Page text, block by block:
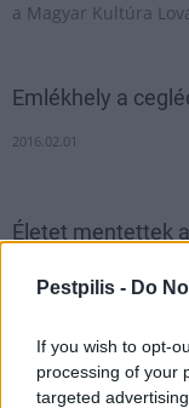
Pestpilis - Do
If you wish to opt-
processing of your
targeted
a Magyar Kultúra
Emlékhely a
2016.02.01
Életet mentettek
2017.11.27